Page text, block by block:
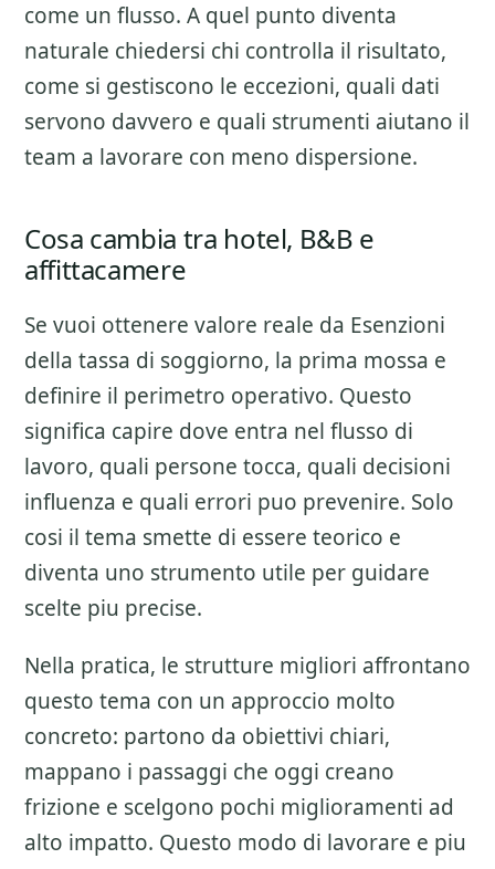
come un flusso. A quel punto diventa
naturale chiedersi chi controlla il risultato,
come si gestiscono le eccezioni, quali dati
servono davvero e quali strumenti aiutano il
team a lavorare con meno dispersione.
Cosa cambia tra hotel, B&B e
affittacamere
Se vuoi ottenere valore reale da Esenzioni
della tassa di soggiorno, la prima mossa e
definire il perimetro operativo. Questo
significa capire dove entra nel flusso di
lavoro, quali persone tocca, quali decisioni
influenza e quali errori puo prevenire. Solo
cosi il tema smette di essere teorico e
diventa uno strumento utile per guidare
scelte piu precise.
Nella pratica, le strutture migliori affrontano
questo tema con un approccio molto
concreto: partono da obiettivi chiari,
mappano i passaggi che oggi creano
frizione e scelgono pochi miglioramenti ad
alto impatto. Questo modo di lavorare e piu